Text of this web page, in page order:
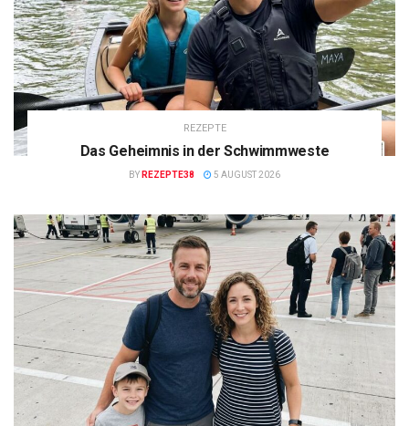
REZEPTE
Das Geheimnis in der Schwimmweste
BY REZEPTE38 5 AUGUST 2026